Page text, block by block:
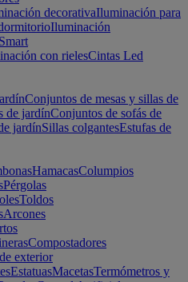
decorativaIluminación para
Iluminación
Smart
con rielesCintas Led
Conjuntos de mesas y sillas de
de jardínConjuntos de sofás de
jardínSillas colgantesEstufas de
HamacasColumpios
Pérgolas
Toldos
Arcones
Compostadores
exterior
EstatuasMacetasTermómetros y